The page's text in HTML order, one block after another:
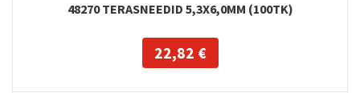
48270 TERASNEEDID 5,3X6,0MM (100TK)
22,82 €